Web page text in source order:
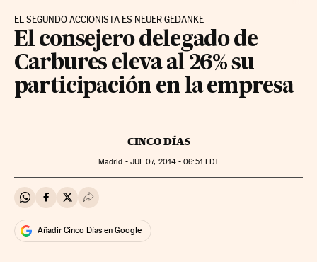
EL SEGUNDO ACCIONISTA ES NEUER GEDANKE
El consejero delegado de
Carbures eleva al 26% su
participación en la empresa
CINCO DÍAS
Madrid - JUL 07, 2014 - 06:51 EDT
Compartir en Whatsapp
Compartir en Facebook
Compartir en Twitter
Desplegar Redes Sociales
Añadir Cinco Días en Google